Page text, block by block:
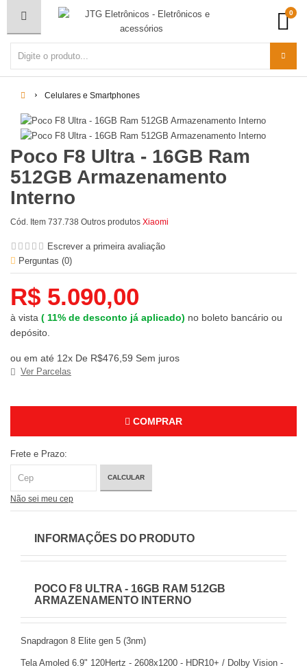
0
Celulares e Smartphones
Poco F8 Ultra - 16GB Ram
512GB Armazenamento
Interno
Cód. Item 737.738 Outros produtos Xiaomi
Escrever a primeira avaliação
Perguntas (0)
R$ 5.090,00
à vista ( 11% de desconto já aplicado) no boleto bancário ou
depósito.
ou em até 12x De R$476,59 Sem juros
Ver Parcelas
COMPRAR
Frete e Prazo:
CALCULAR
Não sei meu cep
INFORMAÇÕES DO PRODUTO
POCO F8 ULTRA - 16GB RAM 512GB
ARMAZENAMENTO INTERNO
Snapdragon 8 Elite gen 5 (3nm)
Tela Amoled 6.9" 120Hertz - 2608x1200 - HDR10+ / Dolby Vision -